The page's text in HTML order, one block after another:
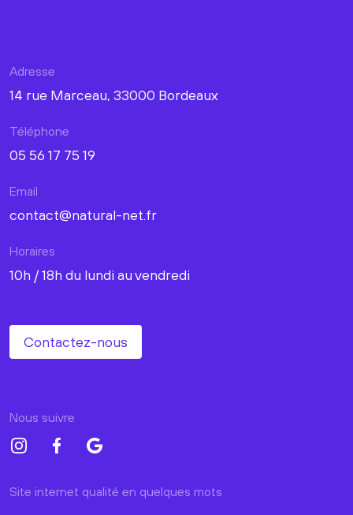
Adresse
14 rue Marceau, 33000 Bordeaux
Téléphone
05 56 17 75 19
Email
contact@natural-net.fr
Horaires
10h / 18h du lundi au vendredi
Contactez-nous
Nous suivre
Site internet qualité en quelques mots